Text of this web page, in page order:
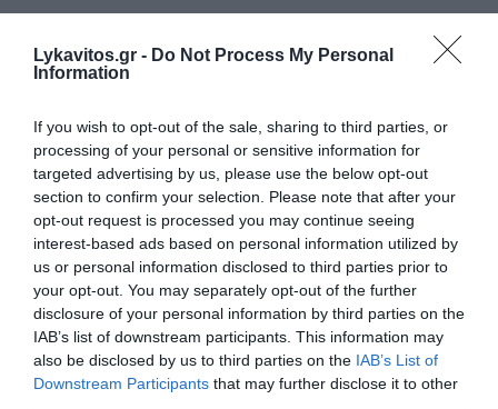
Lykavitos.gr - Do Not Process My Personal
Information
If you wish to opt-out of the sale, sharing to third parties, or
processing of your personal or sensitive information for
targeted advertising by us, please use the below opt-out
section to confirm your selection. Please note that after your
opt-out request is processed you may continue seeing
interest-based ads based on personal information utilized by
us or personal information disclosed to third parties prior to
your opt-out. You may separately opt-out of the further
disclosure of your personal information by third parties on the
IAB’s list of downstream participants. This information may
also be disclosed by us to third parties on the IAB’s List of
Downstream Participants that may further disclose it to other
συναλλαγές με το Δημόσιο
33,58 εκατ. ευρώ σε 67.746 αγρότες
Με 40άρια κορυφώνεται το κύμα ζέστης – Πού θα
χτυπήσει και ποιες περιοχές είναι σε Red Code
ΗΠΑ: Ο Τραμπ στηρίζει τον νέο πρόεδρο στον πόλεμο
κατά των καρτέλ με 1 δισ. δολάρια
Σαν σήμερα - 8 Αυγούστου
H Κυρά Παναγιά Αλοννήσου